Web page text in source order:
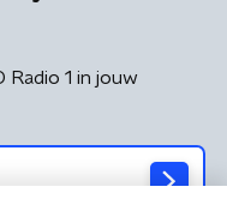
Radio 1 in jouw